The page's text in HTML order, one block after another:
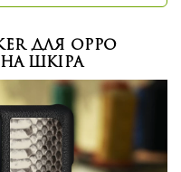
для OPPO
шкіра